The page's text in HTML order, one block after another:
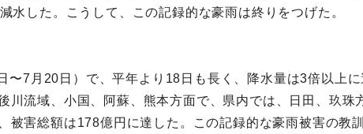
水した。こうして、この記録的な豪雨は終りをつげた。
〜7月20日）で、平年より18日も長く、降水量は3倍以上
川流域、小国、阿蘇、熊本方面で、県内では、日田、玖
被害総額は178億円に達した。この記録的な豪雨被害の教